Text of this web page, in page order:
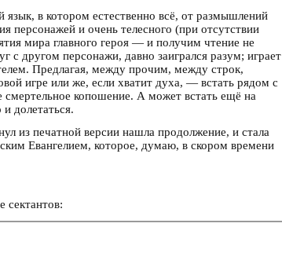
в котором естественно всё, от размышлений
персонажей и очень телесного (при отсутствии
мира главного героя — и получим чтение не
с другом персонажи, давно заигрался разум; играет
Предлагая, между прочим, между строк,
игре или же, если хватит духа, — встать рядом с
смертельное копошение. А может встать ещё на
долетаться.
из печатной версии нашла продолжение, и стала
Евангелием, которое, думаю, в скором времени